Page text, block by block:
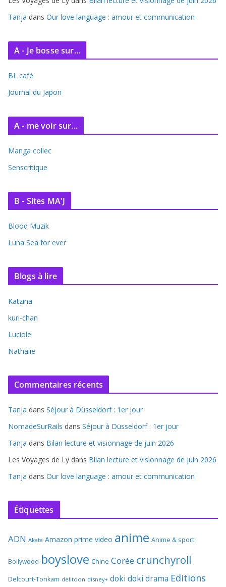
Tanja dans Our love language : amour et communication
A - Je bosse sur...
BL café
Journal du Japon
A - me voir sur...
Manga collec
Senscritique
B - Sites MA'J
Blood Muzik
Luna Sea for ever
Blogs à lire
Katzina
kuri-chan
Luciole
Nathalie
Commentaires récents
Tanja dans Séjour à Düsseldorf : 1er jour
NomadeSurRails dans Séjour à Düsseldorf : 1er jour
Tanja dans Bilan lecture et visionnage de juin 2026
Les Voyages de Ly dans Bilan lecture et visionnage de juin 2026
Tanja dans Our love language : amour et communication
Étiquettes
ADN Akata Amazon prime video anime Anime & sport
Bollywood boyslove Chine Corée crunchyroll
Delcourt-Tonkam delitoon disney+ doki doki drama Editions